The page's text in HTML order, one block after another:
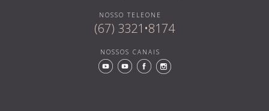
NOSSO TELEONE
(67) 3321•8174
NOSSOS CANAIS